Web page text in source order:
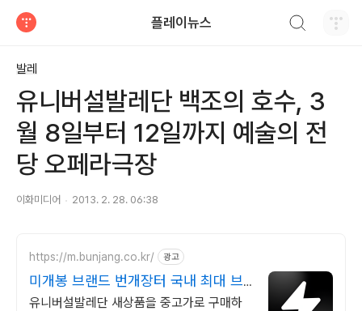
플레이뉴스
발레
유니버설발레단 백조의 호수, 3
월 8일부터 12일까지 예술의 전
당 오페라극장
이화미디어 2013. 2. 28. 06:38
https://m.bunjang.co.kr/ 광고
미개봉 브랜드 번개장터 국내 최대 브
랜드 중고거래
유니버설발레단 새상품을 중고가로 구매하